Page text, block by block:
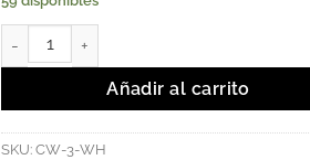
Placa de pared para 3 dispositivos. cantidad
Añadir al carrito
SKU: CW-3-WH